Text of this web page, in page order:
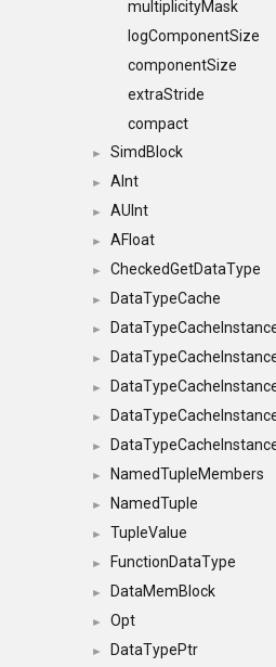
multiplicityMask
logComponentSize
componentSize
extraStride
compact
► SimdBlock
► AInt
► AUInt
► AFloat
► CheckedGetDataType
► DataTypeCache
►
►
►
►
►
► NamedTupleMembers
► NamedTuple
► TupleValue
► FunctionDataType
► DataMemBlock
► Opt
► DataTypePtr